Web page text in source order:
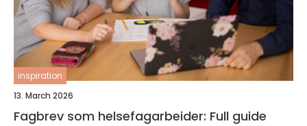
inspiration
13. March 2026
Fagbrev som helsefagarbeider: Full guide